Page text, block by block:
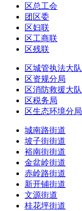
区总工会
团区委
区妇联
区工商联
区残联
区城管执法大队
区资规分局
区消防救援大队
区税务局
区生态环境分局
城南路街道
坡子街街道
裕南街街道
金盆岭街道
赤岭路街道
新开铺街道
文源街道
桂花坪街道